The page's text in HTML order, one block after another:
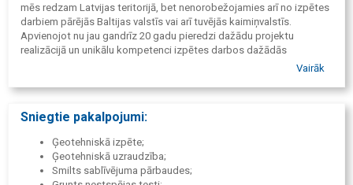
mēs redzam Latvijas teritorijā, bet nenorobežojamies arī no izpētes
darbiem pārējās Baltijas valstīs vai arī tuvējās kaimiņvalstīs.
Apvienojot nu jau gandrīz 20 gadu pieredzi dažādu projektu
realizācijā un unikālu kompetenci izpētes darbos dažādās
pakāpi un pārliecību, ka pētījumi nebūs jāpārstrādā.
Vairāk
Sniegtie pakalpojumi:
Ģeotehniskā izpēte;
Ģeotehniskā uzraudzība;
Smilts sablīvējuma pārbaudes;